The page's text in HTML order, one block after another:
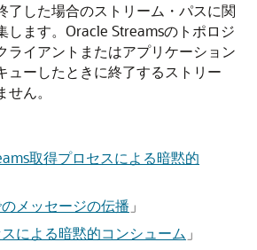
了した場合のストリーム・パスに関
します。Oracle Streamsのトポロジ
ライアントまたはアプリケーション
ューしたときに終了するストリー
ん。
取得プロセスによる暗黙的
メッセージの伝播 」
による暗黙的コンシューム 」